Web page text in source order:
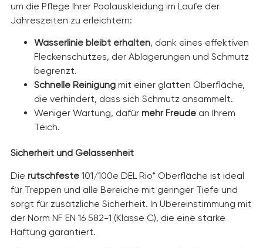
um die Pflege Ihrer Poolauskleidung im Laufe der
Jahreszeiten zu erleichtern:
Wasserlinie bleibt erhalten, dank eines effektiven
Fleckenschutzes, der Ablagerungen und Schmutz
begrenzt.
Schnelle Reinigungmit einer glatten Oberfläche,
die verhindert, dass sich Schmutz ansammelt.
Weniger Wartung, dafürmehr Freudean Ihrem
Teich.
Sicherheit und Gelassenheit
Die rutschfeste101/100e DEL Rio* Oberfläche ist ideal
für Treppen und alle Bereiche mit geringer Tiefe und
sorgt für zusätzliche Sicherheit. In Übereinstimmung mit
der Norm NF EN 16 582-1 (Klasse C), die eine starke
Haftung garantiert.